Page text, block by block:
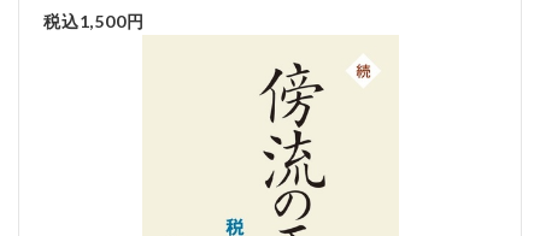
税込1,500円